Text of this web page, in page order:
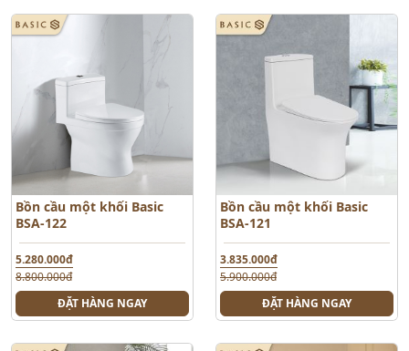
Bồn cầu một khối Basic
BSA-122
5.280.000đ
8.800.000đ
ĐẶT HÀNG NGAY
Bồn cầu một khối Basic
BSA-121
3.835.000đ
5.900.000đ
ĐẶT HÀNG NGAY